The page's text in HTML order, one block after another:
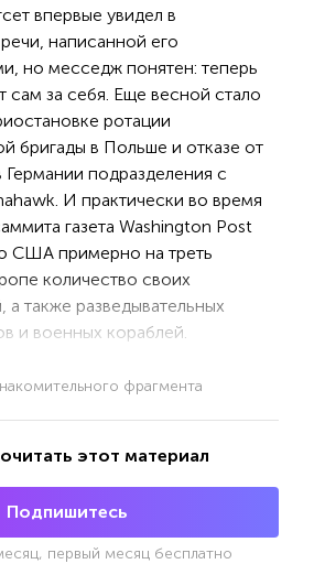
впервые увидел в
написанной его
но месседж понятен: теперь
сам за себя. Еще весной стало
ротации
бригады в Польше и отказе от
подразделения с
И практически во время
газета Washington Post
США примерно на треть
количество своих
а также разведывательных
и военных кораблей.
фрагмента
этот материал
Подпишитесь
первый месяц бесплатно